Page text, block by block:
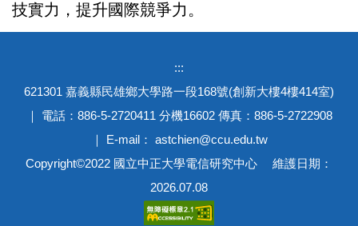
技實力，提升國際競爭力。
:::
621301 嘉義縣民雄鄉大學路一段168號(創新大樓4樓414室)
｜ 電話：886-5-2720411 分機16602 傳真：886-5-2722908
｜ E-mail： astchien@ccu.edu.tw
Copyright©2022 國立中正大學電信研究中心 維護日期：
2026.07.08